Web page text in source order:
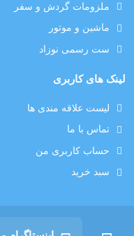
ملزومات گردش و سفر
ماشین و موتور
ست رسمی نوزاد
لینک های کاربری
لیست علاقه مندی ها
تماس با ما
حساب کاربری من
سبد خرید